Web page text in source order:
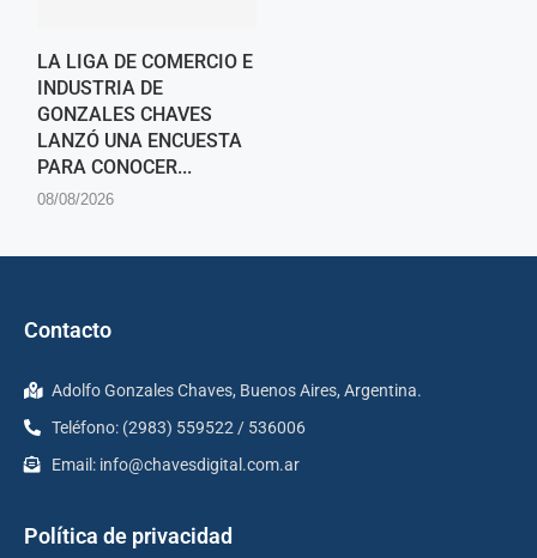
LA LIGA DE COMERCIO E
INDUSTRIA DE
GONZALES CHAVES
LANZÓ UNA ENCUESTA
PARA CONOCER...
08/08/2026
Contacto
Adolfo Gonzales Chaves, Buenos Aires, Argentina.
Teléfono: (2983) 559522 / 536006
Email: info@chavesdigital.com.ar
Política de privacidad